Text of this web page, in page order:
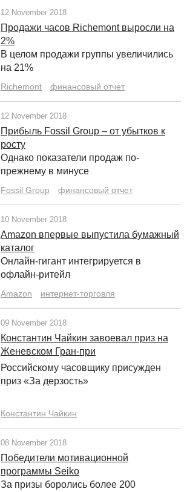
12 November 2018
Продажи часов Richemont выросли на
2%
В целом продажи группы увеличились
на 21%
Richemont финансовый отчет
12 November 2018
Прибыль Fossil Group – от убытков к
росту
Однако показатели продаж по-
прежнему в минусе
Fossil Group финансовый отчет
10 November 2018
Amazon впервые выпустила бумажный
каталог
Онлайн-гигант интегрируется в
офлайн-ритейл
Amazon интернет-торговля
09 November 2018
Константин Чайкин завоевал приз на
Женевском Гран-при
Российскому часовщику присужден
приз «За дерзость»
Константин Чайкин
08 November 2018
Победители мотивационной
программы Seiko
За призы боролись более 200